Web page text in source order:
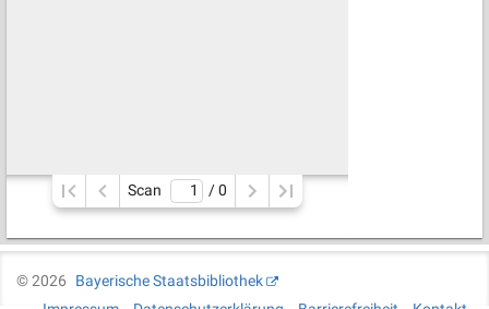
Scan / 0
©2026
Bayerische Staatsbibliothek